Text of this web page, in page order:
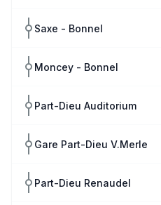
Saxe - Bonnel
Moncey - Bonnel
Part-Dieu Auditorium
Gare Part-Dieu V.Merle
Part-Dieu Renaudel